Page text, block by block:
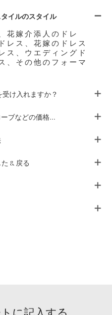
イルのスタイル
花嫁介添人のドレ
レス、花嫁のドレス
ス、ウエディングド
、その他のフォーマ
受け入れますか？
ブなどの価格...
& 戻る